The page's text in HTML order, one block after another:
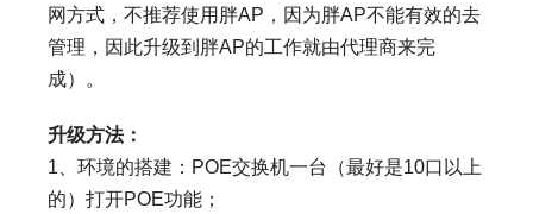
网方式，不推荐使用胖AP，因为胖AP不能有效的去
管理，因此升级到胖AP的工作就由代理商来完
成）。
升级方法：
1、环境的搭建：POE交换机一台（最好是10口以上
的）打开POE功能；